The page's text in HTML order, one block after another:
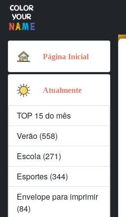
Página Inicial
Atualmente
TOP 15 do mês
Verão (558)
Escola (271)
Esportes (344)
Envelope para imprimir
(84)